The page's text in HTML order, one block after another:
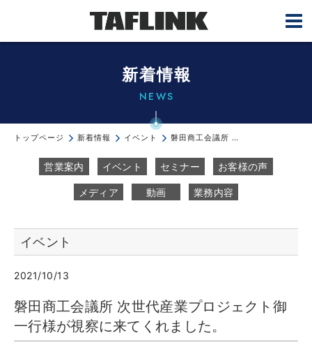
新着情報
NEWS
トップページ 新着情報 イベント 磐田商工会議所 次世代産業プロジェクト御一行様が視察に来てくれました。
営業案内 イベント セミナー お客様の声
メディア 動画 業務内容
イベント
2021/10/13
磐田商工会議所 次世代産業プロジェクト御
一行様が視察に来てくれました。